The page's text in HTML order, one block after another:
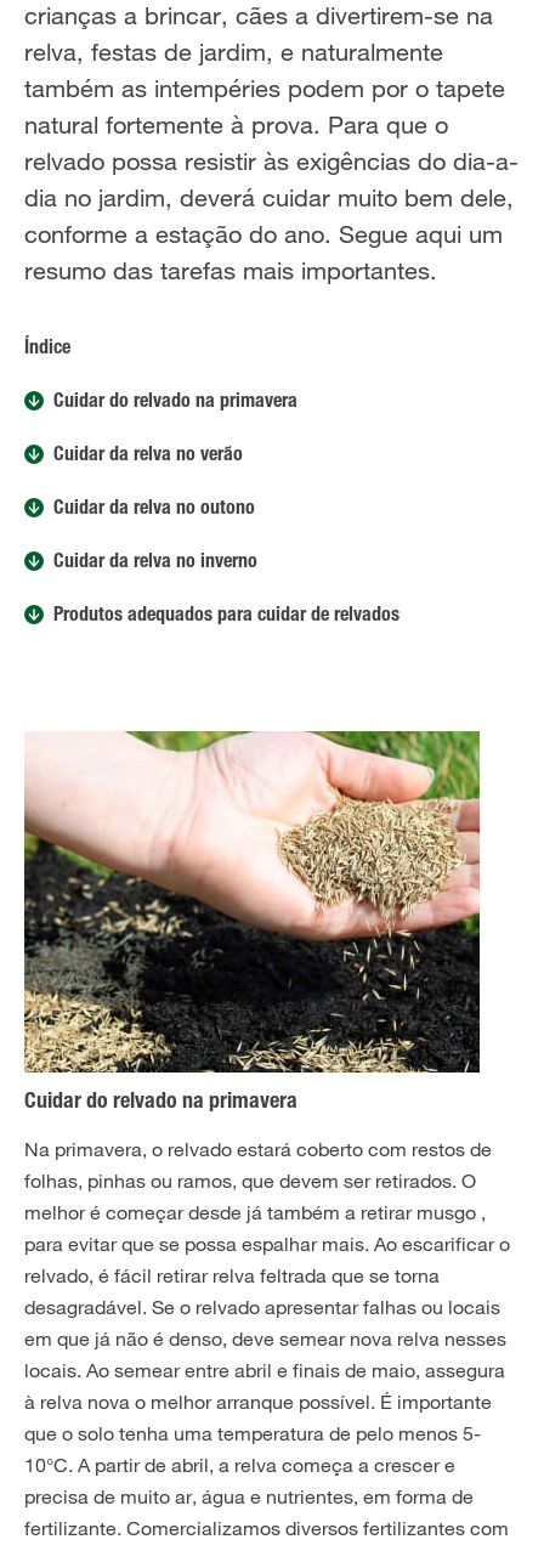
crianças a brincar, cães a divertirem-se na
relva, festas de jardim, e naturalmente
também as intempéries podem por o tapete
natural fortemente à prova. Para que o
relvado possa resistir às exigências do dia-a-
dia no jardim, deverá cuidar muito bem dele,
conforme a estação do ano. Segue aqui um
resumo das tarefas mais importantes.
Índice
Cuidar do relvado na primavera
Cuidar da relva no verão
Cuidar da relva no outono
Cuidar da relva no inverno
Produtos adequados para cuidar de relvados
Cuidar do relvado na primavera
Na primavera, o relvado estará coberto com restos de
folhas, pinhas ou ramos, que devem ser retirados. O
melhor é começar desde já também a retirar musgo ,
para evitar que se possa espalhar mais. Ao escarificaro
relvado, é fácil retirar relva feltrada que se torna
desagradável. Se o relvado apresentar falhas ou locais
em que já não é denso, deve semear nova relva nesses
locais. Ao semear entre abril e finais de maio, assegura
à relva nova o melhor arranque possível. É importante
que o solo tenha uma temperatura de pelo menos 5-
10°C. A partir de abril, a relva começa a crescer e
precisa de muito ar, água e nutrientes, em forma de
fertilizante. Comercializamos diversos fertilizantes com